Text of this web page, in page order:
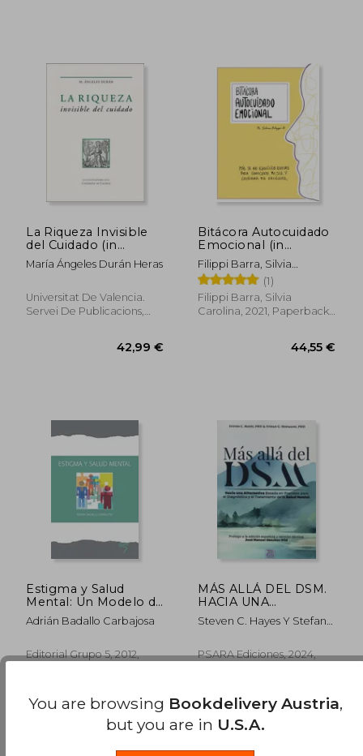
La Riqueza Invisible
del Cuidado (in
Spanish)
María Ángeles Durán Heras
Universitat De Valencia.
Servei De Publicacions,
42,99 €
Bitácora Autocuidado
Emocional (in
Spanish)
Filippi Barra, Silvia
Carolina
(1)
Filippi Barra, Silvia
Carolina, 2021, Paperback,
Estigma y Salud
Mental: Un Modelo de
Lucha Contra el
Estigma (in Spanish)
Adrián Badallo Carbajosa
Editorial Grupo 5, 2012,
MÁS ALLÁ DEL DSM.
HACIA UNA
ALTERNATIVA
BASADA EN
DIAGNÓSTICO Y EL
Steven C. Hayes Y Stefan
PSARA Ediciones, 2024,
You are browsing Bookdelivery Austria,
but you are in U.S.A.